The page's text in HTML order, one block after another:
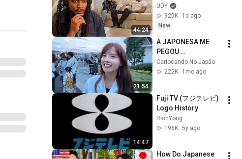
44:24
Loyalty Test
UDY
920K
1d ago
New
21:54
A JAPONESA ME
PEGOU
DESPREVENIDO....
Cariocando No Japão
222K
1mo ago
14:47
Fuji TV (フジテレビ)
Logo History
RichYong
196K 5y ago
How Do Japanese